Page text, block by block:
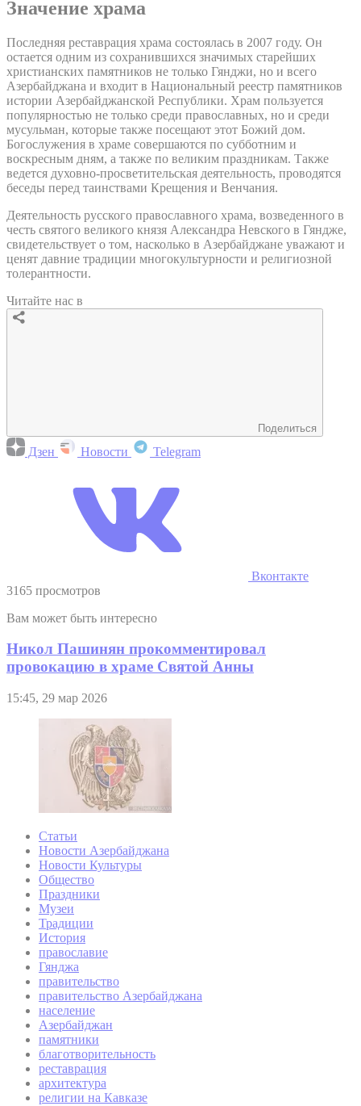
Значение храма
Последняя реставрация храма состоялась в 2007 году. Он
остается одним из сохранившихся значимых старейших
христианских памятников не только Гянджи, но и всего
Азербайджана и входит в Национальный реестр памятников
истории Азербайджанской Республики. Храм пользуется
популярностью не только среди православных, но и среди
мусульман, которые также посещают этот Божий дом.
Богослужения в храме совершаются по субботним и
воскресным дням, а также по великим праздникам. Также
ведется духовно-просветительская деятельность, проводятся
беседы перед таинствами Крещения и Венчания.
Деятельность русского православного храма, возведенного в
честь святого великого князя Александра Невского в Гяндже,
свидетельствует о том, насколько в Азербайджане уважают и
ценят давние традиции многокультурности и религиозной
толерантности.
Читайте нас в
Поделиться
Дзен Новости Telegram
Вконтакте
3165 просмотров
Вам может быть интересно
Никол Пашинян прокомментировал
провокацию в храме Святой Анны
15:45, 29 мар 2026
Статьи
Новости Азербайджана
Новости Культуры
Общество
Праздники
Музеи
Традиции
История
православие
Гянджа
правительство
правительство Азербайджана
население
Азербайджан
памятники
благотворительность
реставрация
архитектура
религии на Кавказе